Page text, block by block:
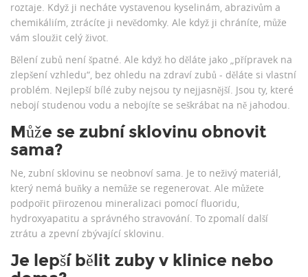
roztaje. Když ji necháte vystavenou kyselinám, abrazivům a
chemikáliím, ztrácíte ji nevědomky. Ale když ji chráníte, může
vám sloužit celý život.
Bělení zubů není špatné. Ale když ho děláte jako „přípravek na
zlepšení vzhledu“, bez ohledu na zdraví zubů - děláte si vlastní
problém. Nejlepší bílé zuby nejsou ty nejjasnější. Jsou ty, které
nebojí studenou vodu a nebojíte se seškrábat na ně jahodou.
Může se zubní sklovinu obnovit
sama?
Ne, zubní sklovinu se neobnoví sama. Je to neživý materiál,
který nemá buňky a nemůže se regenerovat. Ale můžete
podpořit přirozenou mineralizaci pomocí fluoridu,
hydroxyapatitu a správného stravování. To zpomalí další
ztrátu a zpevní zbývající sklovinu.
Je lepší bělit zuby v klinice nebo